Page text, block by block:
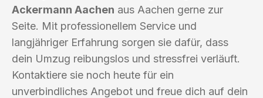
Ackermann Aachen aus Aachen gerne zur
Seite. Mit professionellem Service und
langjähriger Erfahrung sorgen sie dafür, dass
dein Umzug reibungslos und stressfrei verläuft.
Kontaktiere sie noch heute für ein
unverbindliches Angebot und freue dich auf dein